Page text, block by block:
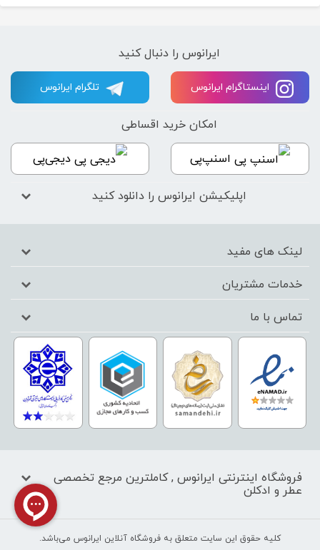
ایرانوس را دنبال کنید
تلگرام ایرانوس اینستاگرام ایرانوس
امکان خرید اقساطی
اسنپ‌پی دیجی‌پی
اپلیکیشن ایرانوس را دانلود کنید
لینک های مفید
خدمات مشتریان
تماس با ما
فروشگاه اینترنتی ایرانوس , کاملترین مرجع تخصصی
عطر و ادکلن
کليه حقوق اين سايت متعلق به فروشگاه آنلاین ایرانوس می‌باشد.